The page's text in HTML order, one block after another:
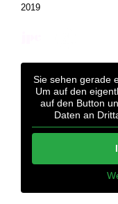
2019
Sie sehen gerade
Um auf den
auf den Button
Daten an